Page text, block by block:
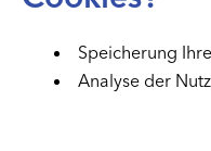
Speicherung
Analyse der